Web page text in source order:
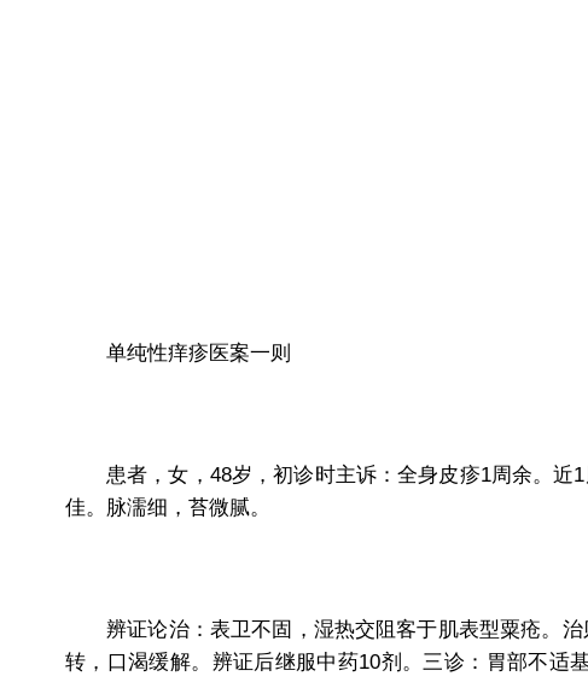
单纯性痒疹医案一则
患者，女，48岁，初诊时主诉：全身皮疹1周余。近1
佳。脉濡细，苔微腻。
辨证论治：表卫不固，湿热交阻客于肌表型粟疮。治
转，口渴缓解。辨证后继服中药10剂。三诊：胃部不适